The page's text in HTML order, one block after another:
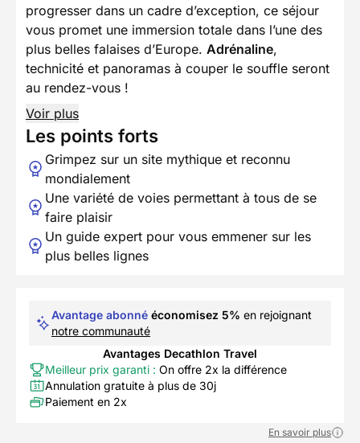
progresser dans un cadre d’exception, ce séjour
vous promet une immersion totale dans l’une des
plus belles falaises d’Europe. Adrénaline,
technicité et panoramas à couper le souffle seront
au rendez-vous !
Voir plus
Les points forts
Grimpez sur un site mythique et reconnu
mondialement
Une variété de voies permettant à tous de se
faire plaisir
Un guide expert pour vous emmener sur les
plus belles lignes
Avantage abonné économisez 5% en rejoignant
notre communauté
Avantages Decathlon Travel
Meilleur prix garanti : On offre 2x la différence
Annulation gratuite à plus de 30j
Paiement en 2x
En savoir plus